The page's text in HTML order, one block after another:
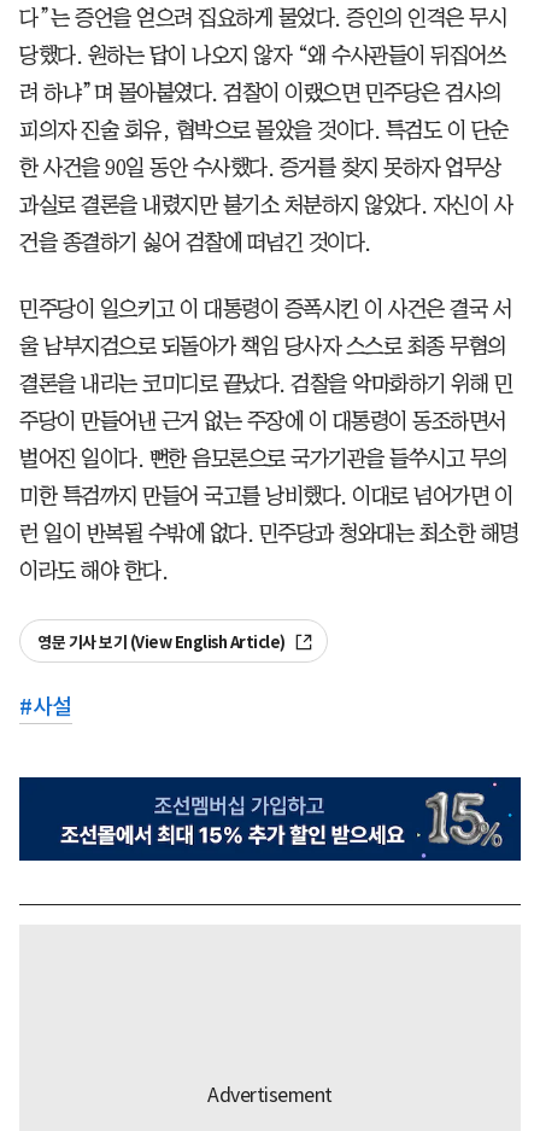
다”는 증언을 얻으려 집요하게 물었다. 증인의 인격은 무시
당했다. 원하는 답이 나오지 않자 “왜 수사관들이 뒤집어쓰
려 하냐”며 몰아붙였다. 검찰이 이랬으면 민주당은 검사의
피의자 진술 회유, 협박으로 몰았을 것이다. 특검도 이 단순
한 사건을 90일 동안 수사했다. 증거를 찾지 못하자 업무상
과실로 결론을 내렸지만 불기소 처분하지 않았다. 자신이 사
건을 종결하기 싫어 검찰에 떠넘긴 것이다.
민주당이 일으키고 이 대통령이 증폭시킨 이 사건은 결국 서
울 남부지검으로 되돌아가 책임 당사자 스스로 최종 무혐의
결론을 내리는 코미디로 끝났다. 검찰을 악마화하기 위해 민
주당이 만들어낸 근거 없는 주장에 이 대통령이 동조하면서
벌어진 일이다. 뻔한 음모론으로 국가기관을 들쑤시고 무의
미한 특검까지 만들어 국고를 낭비했다. 이대로 넘어가면 이
런 일이 반복될 수밖에 없다. 민주당과 청와대는 최소한 해명
이라도 해야 한다.
영문 기사 보기 (View English Article)
#사설